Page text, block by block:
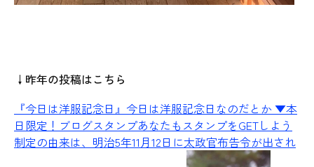
↓昨年の投稿はこちら
『今日は洋服記念日』 今日は洋服記念日なのだとか ▼本
日限定！ブログスタンプあなたもスタンプをGETしよう
制定の由来は、明治5年11月12日に太政官布告令が出され